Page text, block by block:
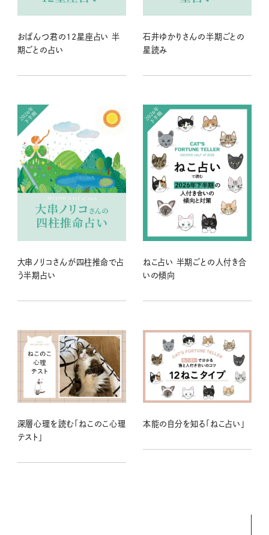
おぱんつ君の12星座占い 半
期ごとの占い
石井ゆかりさんの半期ごとの
星読み
大串ノリコさんが四柱推命で占
う半期占い
ねこ占い 半期ごとの人付き合
いの傾向
深層心理を読む「ねこのこ心理
テスト」
本能の自分を知る「ねこ占い」